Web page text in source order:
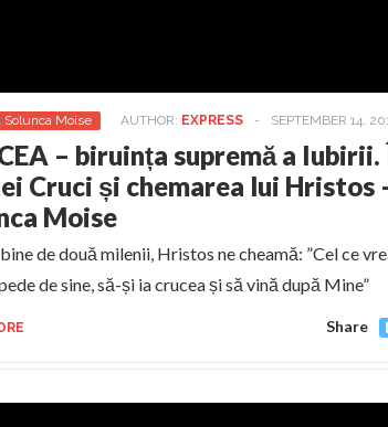
Solunca Moise AUTHOR: EXPRESS - SEPTEMBER 14,
– biruința supremă a
Cruci și chemarea lui Hristos
Moise
de două milenii, Hristos ne cheamă: ”Cel ce
de sine, să-și ia crucea și să vină după Mine”
Share